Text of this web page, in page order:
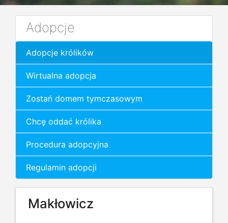
Adopcje
Adopcje królików
Wirtualna adopcja
Zostań domem tymczasowym
Chcę oddać królika
Procedura adopcyjna
Regulamin adopcji
Makłowicz